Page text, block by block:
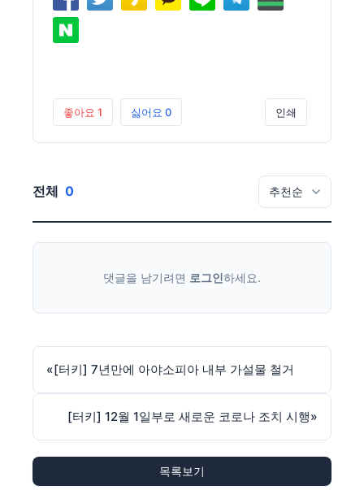
좋아요 1 싫어요 0 인쇄
전체 0
댓글을 남기려면 로그인하세요.
«[터키] 7년만에 아야소피아 내부 가설물 철거
[터키] 12월 1일부로 새로운 코로나 조치 시행»
목록보기